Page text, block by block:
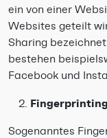
ein von einer
Websites geteilt
Sharing
bestehen
Facebook und
Fingerprinting
Sogenanntes